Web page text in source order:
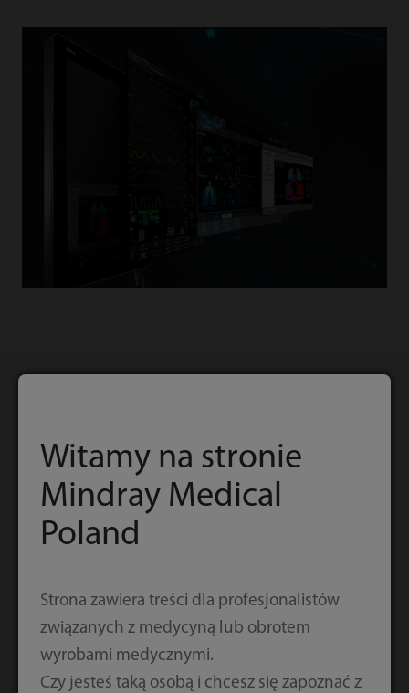
Powiązane produkty
Witamy na stronie
Mindray Medical
Poland
Strona zawiera treści dla profesjonalistów
związanych z medycyną lub obrotem
wyrobami medycznymi.
Czy jesteś taką osobą i chcesz się zapoznać z